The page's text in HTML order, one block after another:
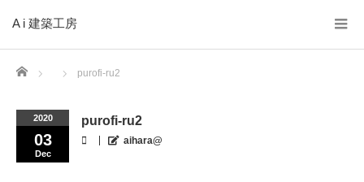
A i 建築工房
Home purofi-ru2
2020
03
Dec
purofi-ru2
aihara@